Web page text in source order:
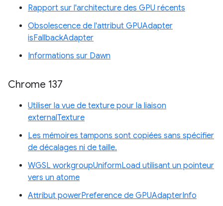
Rapport sur l'architecture des GPU récents
Obsolescence de l'attribut GPUAdapter
isFallbackAdapter
Informations sur Dawn
Chrome 137
Utiliser la vue de texture pour la liaison
externalTexture
Les mémoires tampons sont copiées sans spécifier
de décalages ni de taille.
WGSL workgroupUniformLoad utilisant un pointeur
vers un atome
Attribut powerPreference de GPUAdapterInfo